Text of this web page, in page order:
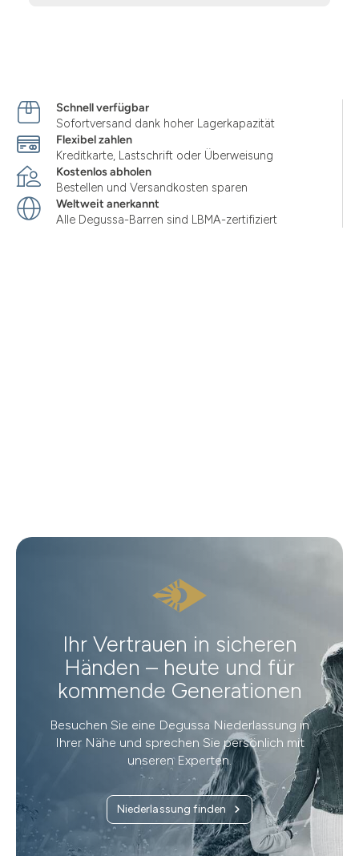
aktivieren.Schnell verfügbar
Sofortversand dank hoher Lagerkapazität
Flexibel zahlen
Kreditkarte, Lastschrift oder Überweisung
Kostenlos abholen
Bestellen und Versandkosten sparen
Weltweit anerkannt
Alle Degussa-Barren sind LBMA-zertifiziert
Ihr Vertrauen in sicheren
Händen – heute und für
kommende Generationen
Besuchen Sie eine Degussa Niederlassung in
Ihrer Nähe und sprechen Sie persönlich mit
unseren Experten.
Niederlassung finden